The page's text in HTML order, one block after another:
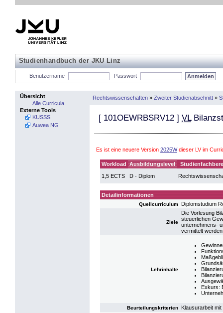
Studienhandbuch der JKU Linz
Benutzername Passwort
Übersicht
Alle Curricula
Externe Tools
KUSSS
Auwea NG
Rechtswissenschaften » Zweiter Studienabschnitt »
[ 101OEWRBSRV12 ] VL
Es ist eine neuere Version 2025Wdieser LV im
Workload Ausbildungslevel
1,5 ECTS
D - Diplom
Detailinformationen
Quellcurriculum Diplomstudium
Ziele
Die Vorlesung
steuerlichen
unternehmens-
vermittelt
Lehrinhalte
Exkurs:
Beurteilungskriterien Klausurarbeit